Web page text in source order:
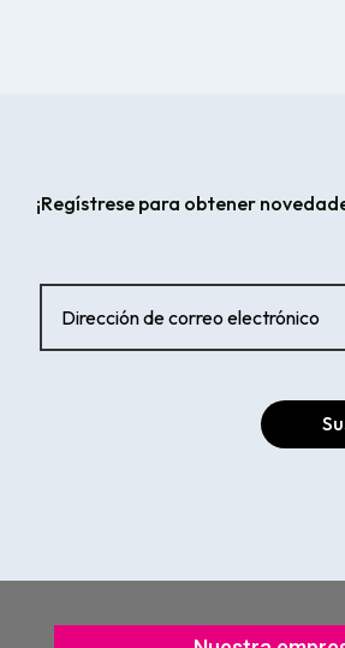
¡Regístrese para obtener